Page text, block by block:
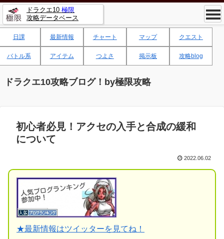
ドラクエ10 極限
攻略データベース
日課 最新情報 チャート マップ クエスト
バトル系 アイテム つよさ 掲示板 攻略blog
ドラクエ10攻略ブログ！by極限攻略
初心者必見！アクセの入手と合成の緩和
について
2022.06.02
★最新情報はツイッターを見てね！